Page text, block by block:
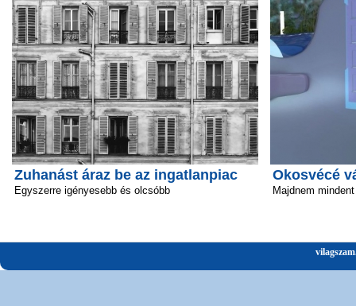
Zuhanást áraz be az ingatlanpiac
Egyszerre igényesebb és olcsóbb
Okosvécé
Majdnem